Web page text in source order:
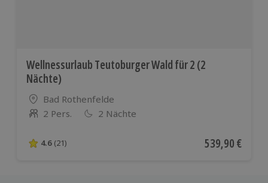
Wellnessurlaub Teutoburger Wald für 2 (2
Nächte)
Standort
Bad Rothenfelde
Anzahl der Teilnehmer
2 Pers. 2 Nächte
4.6 von 5 Sternen basierend auf 21 Bewertungen
4.6 (21) Aktueller Preis
539,90 €